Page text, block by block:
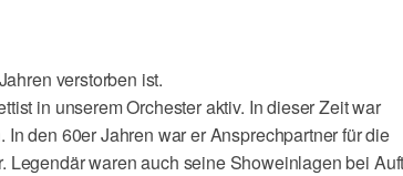
verstorben ist.
in unserem Orchester aktiv. In dieser Zeit war
den 60er Jahren war er Ansprechpartner für die
waren auch seine Showeinlagen bei